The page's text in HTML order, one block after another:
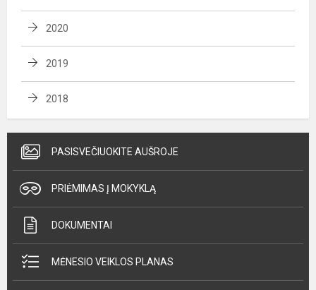
2020
2019
2018
PASISVEČIUOKITE AUŠROJE
PRIĖMIMAS Į MOKYKLĄ
DOKUMENTAI
MĖNESIO VEIKLOS PLANAS